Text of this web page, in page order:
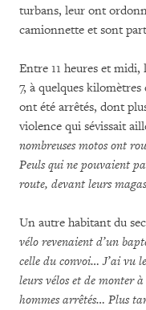
turbans, leur ont
camionnette et sont
Entre 11 heures et midi,
7, à quelques
ont été arrêtés, dont
violence qui sévissait
nombreuses motos ont
Peuls qui ne pouvaient
route, devant leurs
Un autre habitant du
vélo revenaient d’un
celle du convoi… J’ai vu
leurs vélos et de monter
hommes arrêtés… Plus